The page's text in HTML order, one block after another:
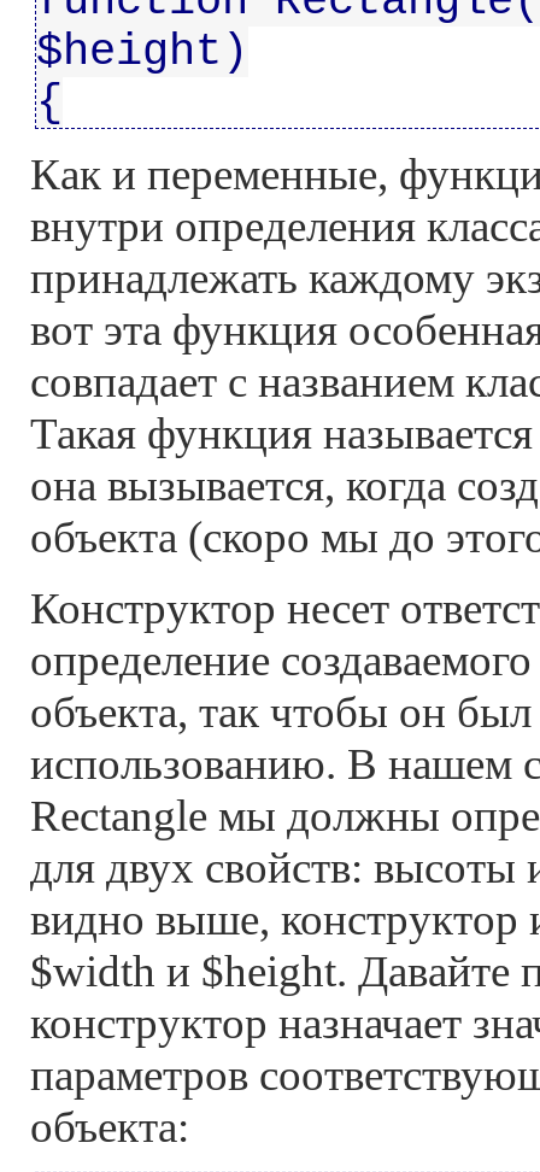
$height)
{
Как и переменные,
внутри определения
принадлежать каждому
вот эта функция
совпадает с названием
Такая функция
она вызывается, когда
объекта (скоро мы до
Конструктор несет
определение
объекта, так чтобы он был
использованию. В нашем
Rectangle мы должны
для двух свойств:
видно выше, конструктор
$width и $height. Давайте
конструктор назначает
параметров
объекта: